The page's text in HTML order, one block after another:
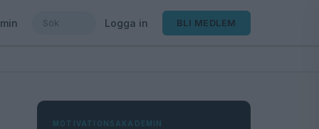
Logga in BLI MEDLEM
MOTIVATIONSAKADEMIN